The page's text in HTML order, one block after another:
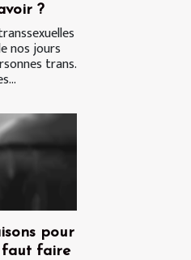
?
nos jours
trans.
pour
faut faire